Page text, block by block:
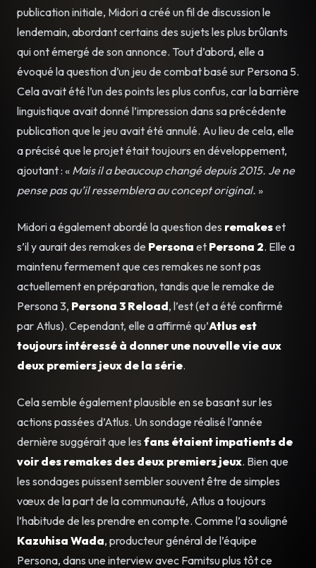
publication initiale, Midori a créé un fil de discussion le
lendemain, abordant certains des sujets les plus brûlants
qui ont émergé de son annonce. Tout d’abord, elle a
évoqué la question d’un jeu de combat basé sur Persona 5.
Cela avait été l’un des points les plus confus, car la barrière
linguistique avait donné l’impression dans sa précédente
publication que le jeu avait été annulé. Au lieu de cela, elle
a précisé que le projet était toujours en développement,
ajoutant : « Mais il a beaucoup changé depuis 2015. Je ne
pense pas qu’il ressemblera au concept original. »
Midori a également abordé la question des remakeset
s’il y aurait des remakes de Persona et Persona 2. Elle a
maintenu fermement que ces remakes ne sont pas
actuellement en préparation, tandis que le remake de
Persona 3, Persona 3 Reload, l’est (et a été confirmé
par Atlus). Cependant, elle a affirmé qu’Atlus est
toujours intéressé à donner une nouvelle vie aux
deux premiers jeux de la série.
Cela semble également plausible en se basant sur les
actions passées d’Atlus. Un sondage réalisé l’année
dernière suggérait que les fans étaient impatients de
voir des remakes des deux premiers jeux. Bien que
les sondages puissent sembler souvent être de simples
vœux de la part de la communauté, Atlus a toujours
l’habitude de les prendre en compte. Comme l’a souligné
Kazuhisa Wada, producteur général de l’équipe
Persona, dans une interview avec Famitsu plus tôt ce